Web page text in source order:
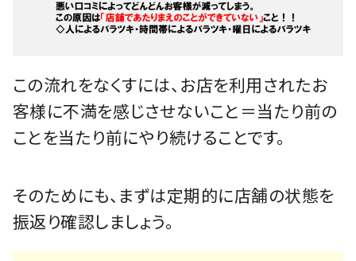
この流れをなくすには、お店を利用されたお
客様に不満を感じさせないこと＝当たり前の
ことを当たり前にやり続けることです。
そのためにも、まずは定期的に店舗の状態を
振返り確認しましょう。